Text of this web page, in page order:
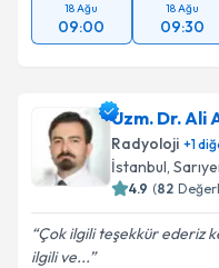
18 Ağu
09:00
18 Ağu
09:30
Uzm. Dr. Ali
Radyoloji +1
İstanbul,
4.9 (82
Çok ilgili teşekkür ederiz
ilgili ve...